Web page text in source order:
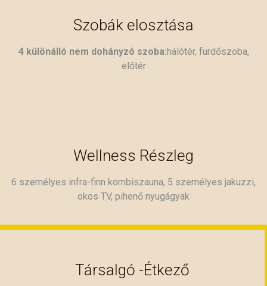
Szobák elosztása
4 különálló nem dohányzó szoba:hálótér, fürdőszoba,
előtér
Wellness Részleg
6 személyes infra-finn kombiszauna, 5 személyes jakuzzi,
okos TV, pihenő nyugágyak
Társalgó -Étkező